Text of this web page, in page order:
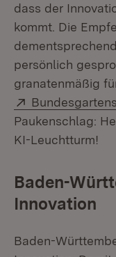
dass der
kommt. Die
persönlich
granatenmäßig
Extern:
Paukenschlag:
KI-Leuchtturm!
Baden-
Innovation
Baden-